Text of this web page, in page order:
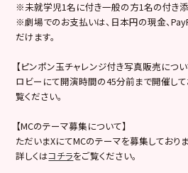
※未就学児1名に付き一般の方1名の付き添
※劇場でのお支払いは、日本円の現金、
だけます。
【ピンポン玉チャレンジ付き写真販売につい
ロビーにて開演時間の45分前まで開催して
覧ください。
【MCのテーマ募集について】
ただいまXにてMCのテーマを募集しておりま
詳しくはコチラをご覧ください。